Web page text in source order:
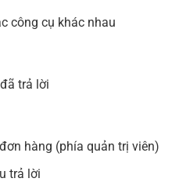
công cụ khác nhau
trả lời
hàng (phía quản trị viên)
trả lời